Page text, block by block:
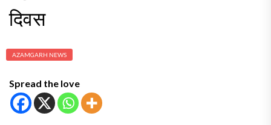
दिवस
AZAMGARH NEWS
Spread the love